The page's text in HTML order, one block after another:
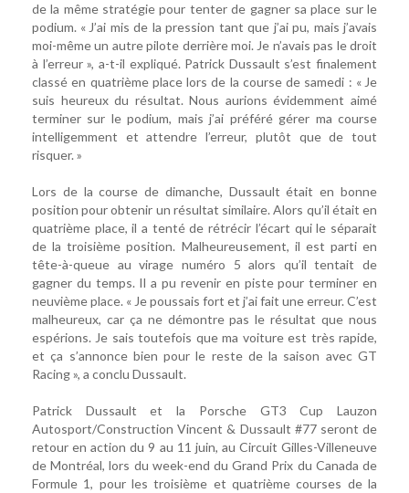
de la même stratégie pour tenter de gagner sa place sur le
podium. « J’ai mis de la pression tant que j’ai pu, mais j’avais
moi-même un autre pilote derrière moi. Je n’avais pas le droit
à l’erreur », a-t-il expliqué. Patrick Dussault s’est finalement
classé en quatrième place lors de la course de samedi : « Je
suis heureux du résultat. Nous aurions évidemment aimé
terminer sur le podium, mais j’ai préféré gérer ma course
intelligemment et attendre l’erreur, plutôt que de tout
risquer. »
Lors de la course de dimanche, Dussault était en bonne
position pour obtenir un résultat similaire. Alors qu’il était en
quatrième place, il a tenté de rétrécir l’écart qui le séparait
de la troisième position. Malheureusement, il est parti en
tête-à-queue au virage numéro 5 alors qu’il tentait de
gagner du temps. Il a pu revenir en piste pour terminer en
neuvième place. « Je poussais fort et j’ai fait une erreur. C’est
malheureux, car ça ne démontre pas le résultat que nous
espérions. Je sais toutefois que ma voiture est très rapide,
et ça s’annonce bien pour le reste de la saison avec GT
Racing », a conclu Dussault.
Patrick Dussault et la Porsche GT3 Cup Lauzon
Autosport/Construction Vincent & Dussault #77 seront de
retour en action du 9 au 11 juin, au Circuit Gilles-Villeneuve
de Montréal, lors du week-end du Grand Prix du Canada de
Formule 1, pour les troisième et quatrième courses de la